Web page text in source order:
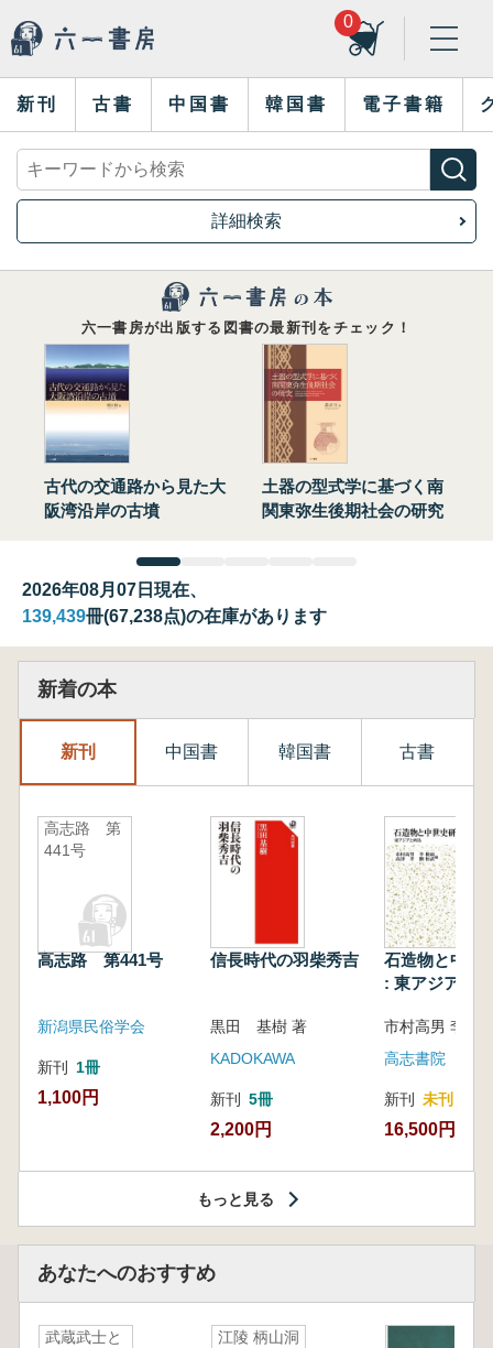
0
新刊 古書 中国書 韓国書 電子書籍
詳細検索
六一書房が出版する図書の最新刊をチェック！
古代の交通路から見た大
阪湾沿岸の古墳
土器の型式学に基づく南
関東弥生後期社会の研究
2026年08月07日現在、
139,439冊(67,238点)の在庫があります
新着の本
新刊 中国書 韓国書 古書
高志路 第
441号
高志路 第441号
新潟県民俗学会
新刊 1冊
1,100円
信長時代の羽柴秀吉
黒田 基樹 著
KADOKAWA
新刊 5冊
2,200円
石造物と中世
: 東アジアと
高志書院
新刊 未刊
16,500円
もっと見る
あなたへのおすすめ
武蔵武士と
江陵 柄山洞